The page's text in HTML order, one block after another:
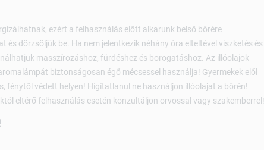
ezért a felhasználás előtt alkarunk belső bőrére
és dörzsöljük be. Ha nem jelentkezik néhány óra elteltével viszketés és
masszírozáshoz, fürdéshez és borogatáshoz. Az illóolajok
biztonságosan égő mécsessel használja! Gyermekek elől
fénytől védett helyen! Hígítatlanul ne használjon illóolajat a bőrén!
eltérő felhasználás esetén konzultáljon orvossal vagy szakemberrel!